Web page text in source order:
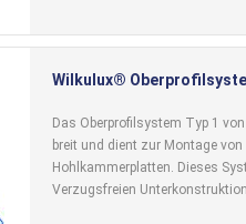
Wilkulux®
Das Oberprofilsystem Typ 1
breit und dient zur Montage von
Hohlkammerplatten. Dieses
Verzugsfreien